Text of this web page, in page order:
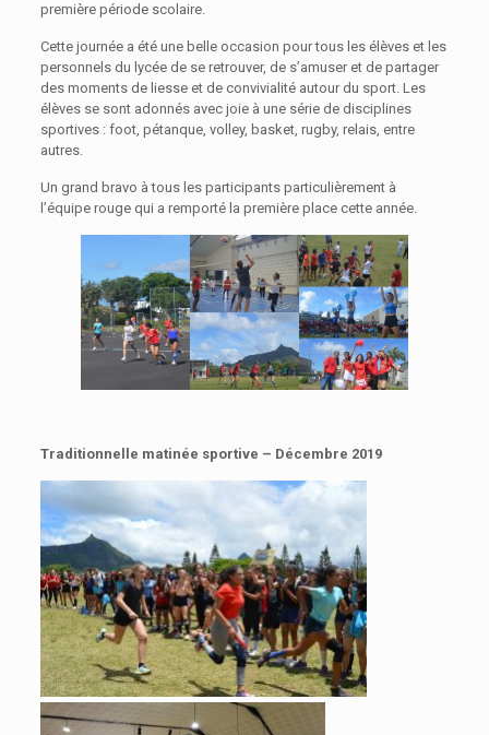
première période scolaire.
Cette journée a été une belle occasion pour tous les élèves et les
personnels du lycée de se retrouver, de s’amuser et de partager
des moments de liesse et de convivialité autour du sport. Les
élèves se sont adonnés avec joie à une série de disciplines
sportives : foot, pétanque, volley, basket, rugby, relais, entre
autres.
Un grand bravo à tous les participants particulièrement à
l’équipe rouge qui a remporté la première place cette année.
Traditionnelle matinée sportive – Décembre 2019